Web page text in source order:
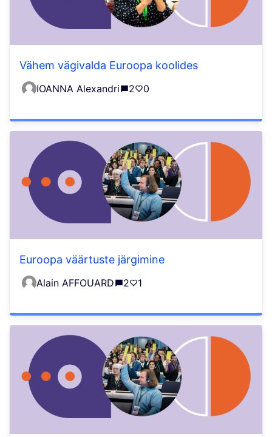
Vähem vägivalda Euroopa koolides
IOANNA Alexandri 2 0
Euroopa väärtuste järgimine
Alain AFFOUARD 2 1